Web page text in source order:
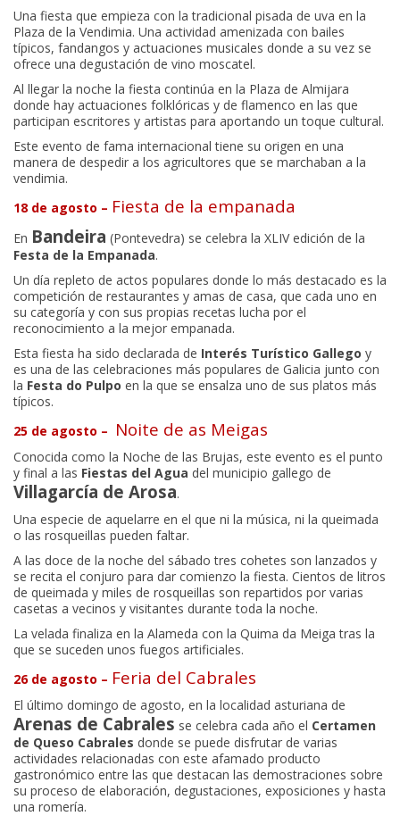
Una fiesta que empieza con la tradicional pisada de uva en la
Plaza de la Vendimia. Una actividad amenizada con bailes
típicos, fandangos y actuaciones musicales donde a su vez se
ofrece una degustación de vino moscatel.
Al llegar la noche la fiesta continúa en la Plaza de Almijara
donde hay actuaciones folklóricas y de flamenco en las que
participan escritores y artistas para aportando un toque cultural.
Este evento de fama internacional tiene su origen en una
manera de despedir a los agricultores que se marchaban a la
vendimia.
18 de agosto – Fiesta de la empanada
En Bandeira (Pontevedra) se celebra la XLIV edición de la
Festa de la Empanada.
Un día repleto de actos populares donde lo más destacado es la
competición de restaurantes y amas de casa, que cada uno en
su categoría y con sus propias recetas lucha por el
reconocimiento a la mejor empanada.
Esta fiesta ha sido declarada de Interés Turístico Gallego y
es una de las celebraciones más populares de Galicia junto con
la Festa do Pulpo en la que se ensalza uno de sus platos más
típicos.
25 de agosto – Noite de as Meigas
Conocida como la Noche de las Brujas, este evento es el punto
y final a las Fiestas del Agua del municipio gallego de
Villagarcía de Arosa.
Una especie de aquelarre en el que ni la música, ni la queimada
o las rosqueillas pueden faltar.
A las doce de la noche del sábado tres cohetes son lanzados y
se recita el conjuro para dar comienzo la fiesta. Cientos de litros
de queimada y miles de rosqueillas son repartidos por varias
casetas a vecinos y visitantes durante toda la noche.
La velada finaliza en la Alameda con la Quima da Meiga tras la
que se suceden unos fuegos artificiales.
26 de agosto – Feria del Cabrales
El último domingo de agosto, en la localidad asturiana de
Arenas de Cabrales se celebra cada año el Certamen
de Queso Cabrales donde se puede disfrutar de varias
actividades relacionadas con este afamado producto
gastronómico entre las que destacan las demostraciones sobre
su proceso de elaboración, degustaciones, exposiciones y hasta
una romería.